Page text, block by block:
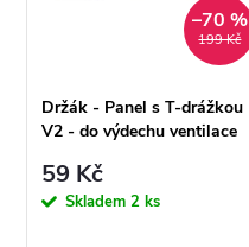
199 Kč
–70 %
Držák - Panel s T-drážkou
V2 - do výdechu ventilace
59 Kč
Skladem2 ks